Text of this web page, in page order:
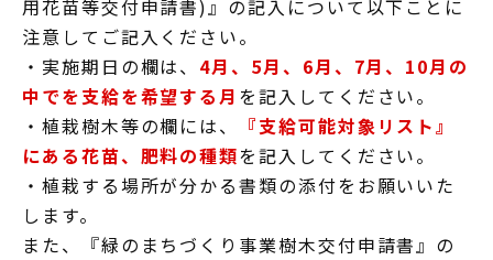
用花苗等交付申請書)』の記入について以下ことに
注意してご記入ください。
・実施期日の欄は、 4月、5月、6月、7月、10月の
中でを支給を希望する月 を記入してください。
・植栽樹木等の欄には、
『支給可能対象リスト』
にある花苗、肥料の種類を記入してください。
・植栽する場所が分かる書類の添付をお願いいた
します。
また、『緑のまちづくり事業樹木交付申請書』の